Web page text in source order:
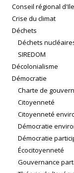
Conseil régional
Crise du climat
Déchets
Déchets
SIREDOM
Décolonialisme
Démocratie
Charte de
Citoyenneté
Citoyenneté
Démocratie
Démocratie
Écocitoyenneté
Gouvernance